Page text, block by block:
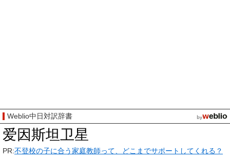
Weblio中日対訳辞書
爱因斯坦卫星
PR:不登校の子に合う家庭教師って、どこまでサポートしてくれる？